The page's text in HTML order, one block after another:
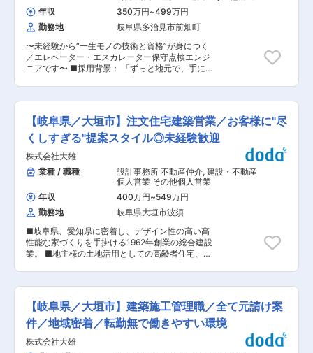
デバイスの性能と信頼性が向上し、より効率的な
エネルギー管理が可能です。 ■当社について：
豊田自動織機社から1940年に独立した当社は、
トヨタグループの中でも3番目に歴史の長い企業
のため、親密な関係を築いておりますが、当社の
売り上げ比率の約4割はトヨタグループ以外のお
を提供しています。 またステンレス鋼を中心とし
た、建築分野、「MIセンサ」や「マグファイン」
る電磁品分野など、自動車分野以外への事業拡大
を積極的に実施しています。 変更の範囲：会社の
定める業務
に、「この人なら安心して相談できる」と思って
もらえるようになります。 そうして築いた信頼関
係が、成果につながっていくのが、この仕事の大
きな特徴です。 ★業務内容： 訪問先・・・空
地、農地、駐車場や住宅などの土地を所有する地
主様 地主様の悩み・・・相続問題、節税対策、建
物を建てることによる安定的な収入の確保 ご提案
内容・・・土地活用と建物の建て替えのご提案 会
談は必ず上長が同席しますのでご安心ください。
★求人の魅力： 自分の頑張りが給与にしっかり反
映される分かりやすい評価制度となっておりま
す。 支店長や課長は案件を持たないため、全力で
案件受注に向けてサポートします。 もちろん、イ
ンセンティブは全額営業にはいります！ ◎充実の
研修制度 入社後3か月間は、支店研修と全体研修
を平行して実施します。 営業の基礎となる挨拶か
ら、実際にお客様の元へ訪問する一連流れまで、
研修を通じて学ぶことが可能です。 ★働き方：
お客様都合により、土日どちらかに出勤をする場
合があります。その場合、2~3H程度・土日出社
含め月の残業平均は35時間程となります。また時
制度（コアタイム11時30分〜15時30分）を導入
しており、自分の都合に合わせて業務を調整でき
器 その他サービスエンジニア
年収 350万円~499万円
勤務地
岐阜県多治見市前畑町
〜未経験から“一生モノの技術と資格”が身につく
／エレベーター・エスカレーター保守点検エンジ
ニアです〜 ■採用背景： 「ずっと地元で、手に
影から支えているのが、私たちの仕事です。 地元
のお客様に長く寄り添い、技術を積み上げながら
一生モノの専門職として成長したい方を募集しま
す。 ■ 職務内容： フィールドエンジニアとし
て、エレベーター・エスカレーターの保守点検・
修理業務を担当します。 ＜主な業務＞ ・月1回の
定期点検（マニュアル完備） ・正常動作の確認
・消耗部品の交換 ・不具合・故障発生時の対応
「事故を未然に防ぐ」ことが最大のミッションで
す。 黙々と点検だけでなく、利用者の安心をつく
る仕事です。 ■ 1日の働き方： ・1日あたり 約3
件の担当顧客を訪問 ・スケジュールは 自分で組
み立て、担当のお客様とは 10年・20年のお付き
合いになることも有り、直接感謝される技術職で
す。 ■教育・成長環境【未経験前提】：： ・入
社後の流れ→マンツーマンOJT 指導員と一緒に現
年 ◇ 資格取得まで 会社が全力サポート 元製造
業、元サービス業、元美容師など 異業種出身者が
多数活躍中です。 ＼＼ 当社の魅力！ ／／ (1)
安定した実績： 当社には自分が据え付けたエレベ
ーターと共に30年間歩んできた社員も在籍してお
【岐阜県／大垣市】注文住宅建築営業／お客様に"尽
くしすぎる"提案スタイル◎未経験歓迎
株式会社大雄
業種 / 職種
設計事務所 不動産仲介, 建設・不動産
個人営業 その他個人営業
年収
400万円~549万円
勤務地
岐阜県大垣市波須
■岐阜県、愛知県に密着し、デザイン性の高い高
性能な家づくりを手掛ける1962年創業の総合建設
業。 ■地主様の土地活用としての高齢者住宅、集
注文住宅を検討するお客様に寄り添い、理想の住
まいづくりを実現する営業職です。まずは新しい
住まいでどんな暮らしを叶えたいのかを丁寧に伺
い、背景や想いを深く理解した上で最適なプラン
へとつなげていきます。 一般的には難しいとされ
るご要望に対しても、社内の設計・施工チームと
【岐阜県／大垣市】建築施工管理職／全て元請け案
件／地域密着／転勤無で働きやすい環境
株式会社大雄